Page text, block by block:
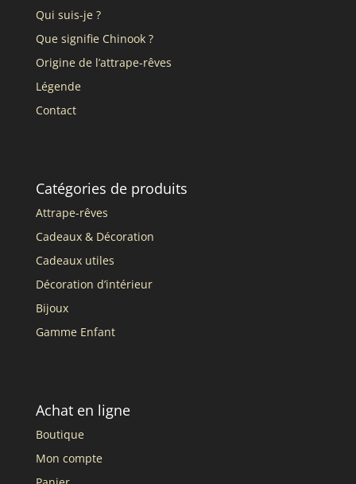
Qui suis-je ?
Que signifie Chinook ?
Origine de l’attrape-rêves
Légende
Contact
Catégories de produits
Attrape-rêves
Cadeaux & Décoration
Cadeaux utiles
Décoration d’intérieur
Bijoux
Gamme Enfant
Achat en ligne
Boutique
Mon compte